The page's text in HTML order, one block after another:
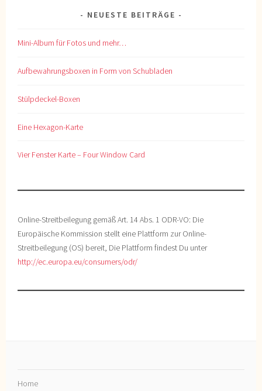
NEUESTE BEITRÄGE
Mini-Album für Fotos und mehr…
Aufbewahrungsboxen in Form von Schubladen
Stülpdeckel-Boxen
Eine Hexagon-Karte
Vier Fenster Karte – Four Window Card
Online-Streitbeilegung gemäß Art. 14 Abs. 1 ODR-VO: Die
Europäische Kommission stellt eine Plattform zur Online-
Streitbeilegung (OS) bereit, Die Plattform findest Du unter
http://ec.europa.eu/consumers/odr/
Home